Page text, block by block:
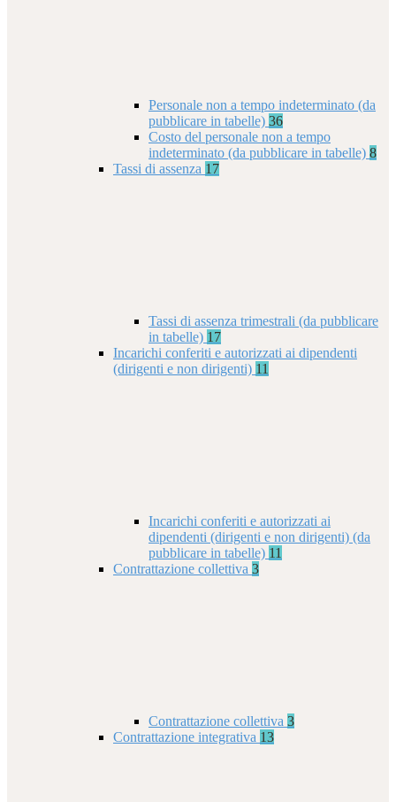
Personale non a tempo indeterminato (da
pubblicare in tabelle) 36
Costo del personale non a tempo
indeterminato (da pubblicare in tabelle) 8
Tassi di assenza 17
Tassi di assenza trimestrali (da pubblicare
in tabelle) 17
Incarichi conferiti e autorizzati ai dipendenti
(dirigenti e non dirigenti) 11
Incarichi conferiti e autorizzati ai
dipendenti (dirigenti e non dirigenti) (da
pubblicare in tabelle) 11
Contrattazione collettiva 3
Contrattazione collettiva 3
Contrattazione integrativa 13